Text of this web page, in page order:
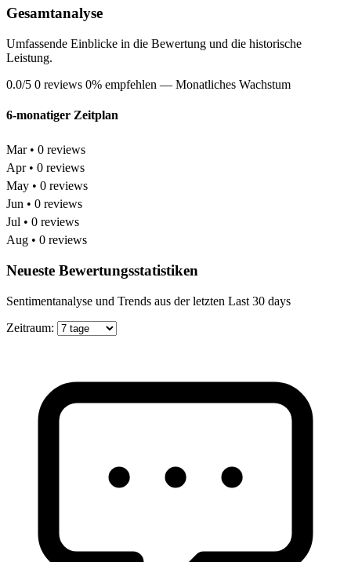
Gesamtanalyse
Umfassende Einblicke in die Bewertung und die historische
Leistung.
0.0/5 0 reviews 0% empfehlen — Monatliches Wachstum
6-monatiger Zeitplan
Mar • 0 reviews
Apr • 0 reviews
May • 0 reviews
Jun • 0 reviews
Jul • 0 reviews
Aug • 0 reviews
Neueste Bewertungsstatistiken
Sentimentanalyse und Trends aus der letzten Last 30 days
Zeitraum: